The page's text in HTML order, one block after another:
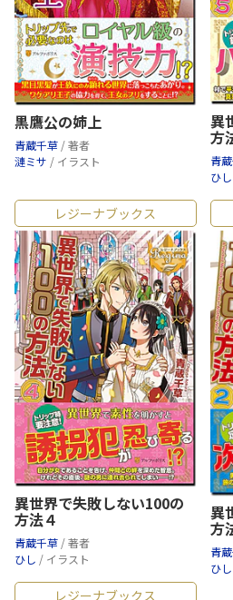
黒鷹公の姉上
青蔵千草 / 著者
漣ミサ / イラスト
異
方
青
ひし
レジーナブックス
異世界で失敗しない100の
方法４
青蔵千草 / 著者
ひし / イラスト
異
方
青
ひし
レジーナブックス